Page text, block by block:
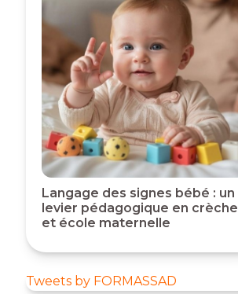
Langage des signes bébé : un
levier pédagogique en crèche
et école maternelle
Tweets by FORMASSAD